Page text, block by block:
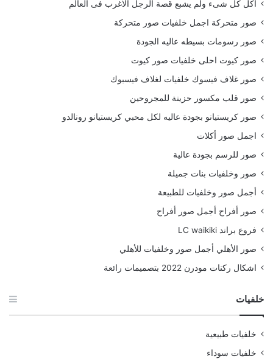
أكل كل شىء ولم يشبع قصة الرجل الاغرب فى العالم
صور متحركة اجمل خلفيات صور متحركة
صور رسومات بسيطه عاليه الجودة
صور كيوت احلى خلفيات صور كيوت
صور غلاف فيسوك خلفيات لغلاف فيسبوك
صور قلب مكسور حزينة للمجروحين
صور كريستيانو بجودة عاليه لكل محبي كريستيانو رونالدو
اجمل صور أكلات
صور للرسم بجودة عالية
صور وخلفيات بنات جميلة
أجمل صور وخلفيات للطبيعة
صور أفراح أجمل صور أفراح
فروع براند LC waikiki
صور الأهلي أجمل صور وخلفيات للأهلي
اشكال ركنات مودرن 2022 بتصميمات رائعة
خلفيات
خلفيات طبيعية
خلفيات سوداء